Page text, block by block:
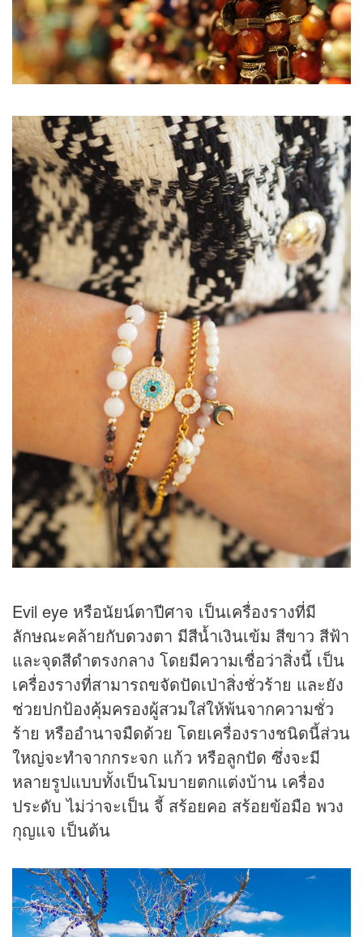
Evil eye หรือนัยน์ตาปีศาจ เป็นเครื่องรางที่มี
ลักษณะคล้ายกับดวงตา มีสีน้ำเงินเข้ม สีขาว สีฟ้า
และจุดสีดำตรงกลาง โดยมีความเชื่อว่าสิ่งนี้ เป็น
เครื่องรางที่สามารถขจัดปัดเป่าสิ่งชั่วร้าย และยัง
ช่วยปกป้องคุ้มครองผู้สวมใส่ให้พ้นจากความชั่ว
ร้าย หรืออำนาจมืดด้วย โดยเครื่องรางชนิดนี้ส่วน
ใหญ่จะทำจากกระจก แก้ว หรือลูกปัด ซึ่งจะมี
หลายรูปแบบทั้งเป็นโมบายตกแต่งบ้าน เครื่อง
ประดับ ไม่ว่าจะเป็น จี้ สร้อยคอ สร้อยข้อมือ พวง
กุญแจ เป็นต้น